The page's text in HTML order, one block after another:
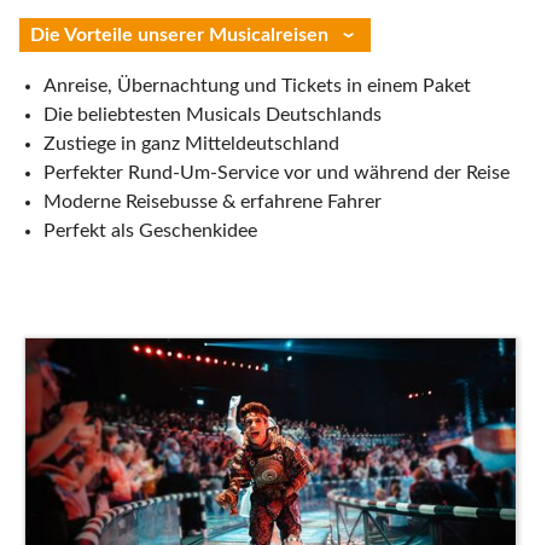
Die Vorteile unserer Musicalreisen
Anreise, Übernachtung und Tickets in einem Paket
Die beliebtesten Musicals Deutschlands
Zustiege in ganz Mitteldeutschland
Perfekter Rund-Um-Service vor und während der Reise
Moderne Reisebusse & erfahrene Fahrer
Perfekt als Geschenkidee